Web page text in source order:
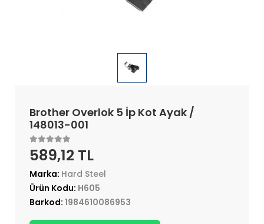
Brother Overlok 5 İp Kot Ayak /
148013-001
589,12 TL
Marka: Hard Steel
Ürün Kodu: H605
Barkod: 1984610086953